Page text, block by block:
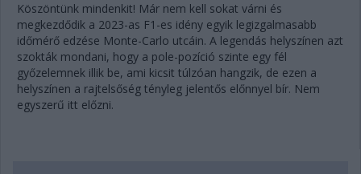
Köszöntünk mindenkit! Már nem kell sokat várni és
megkezdődik a 2023-as F1-es idény egyik legizgalmasabb
időmérő edzése Monte-Carlo utcáin. A legendás helyszínen azt
szokták mondani, hogy a pole-pozíció szinte egy fél
győzelemnek illik be, ami kicsit túlzóan hangzik, de ezen a
helyszínen a rajtelsőség tényleg jelentős előnnyel bír. Nem
egyszerű itt előzni.